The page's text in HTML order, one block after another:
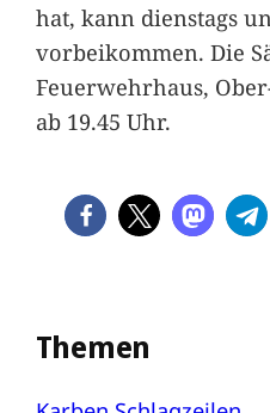
hat, kann dienstags
vorbeikommen. Die
Feuerwehrhaus,
ab 19.45 Uhr.
Themen